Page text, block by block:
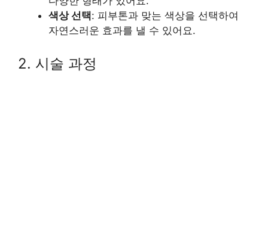
색상 선택: 피부톤과 맞는 색상을 선택하여
자연스러운 효과를 낼 수 있어요.
2. 시술 과정